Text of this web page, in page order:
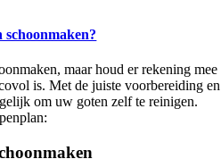
maar houd er rekening mee
is. Met de juiste voorbereiding en
om uw goten zelf te reinigen.